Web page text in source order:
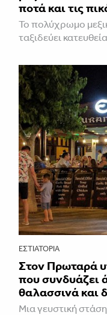
ποτά και τις
Το πολύχρωμο
ταξιδεύει
ΕΣΤΙΑΤΌΡΙΑ
Στον Πρωταρά
που συνδυάζει
θαλασσινά και
Μια γευστική